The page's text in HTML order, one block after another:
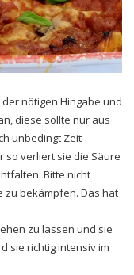
nötigen Hingabe und
diese sollte nur aus
unbedingt Zeit
so verliert sie die Säure
Bitte nicht
zu bekämpfen. Das hat
zu lassen und sie
sie richtig intensiv im